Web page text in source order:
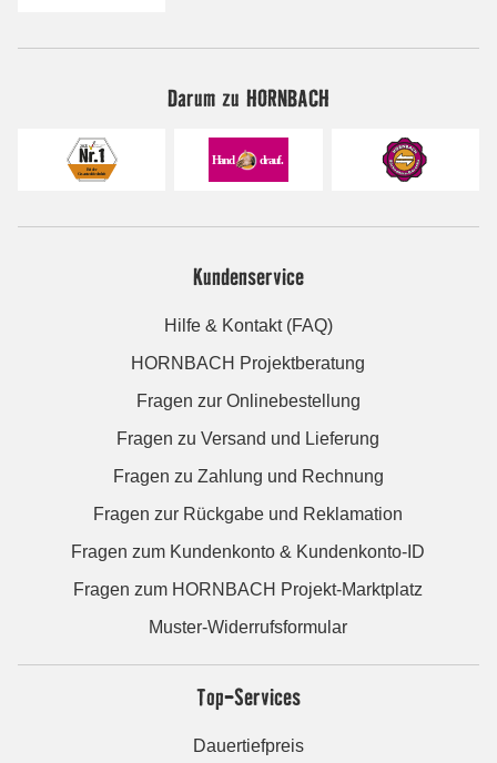
Darum zu HORNBACH
Kundenservice
Hilfe & Kontakt (FAQ)
HORNBACH Projektberatung
Fragen zur Onlinebestellung
Fragen zu Versand und Lieferung
Fragen zu Zahlung und Rechnung
Fragen zur Rückgabe und Reklamation
Fragen zum Kundenkonto & Kundenkonto-ID
Fragen zum HORNBACH Projekt-Marktplatz
Muster-Widerrufsformular
Top-Services
Dauertiefpreis